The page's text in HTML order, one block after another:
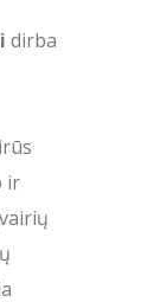
dirba
ir